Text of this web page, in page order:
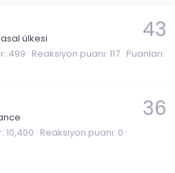
43
ülkesi
499 Reaksiyon puanı 117 Puanları
36
10,400 Reaksiyon puanı 0